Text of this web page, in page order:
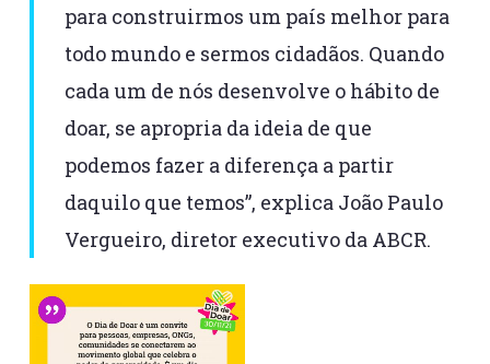
para construirmos um país melhor para
todo mundo e sermos cidadãos. Quando
cada um de nós desenvolve o hábito de
doar, se apropria da ideia de que
podemos fazer a diferença a partir
daquilo que temos”, explica João Paulo
Vergueiro, diretor executivo da ABCR.